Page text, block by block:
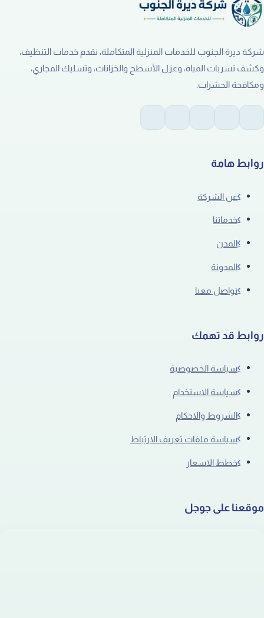
شركة ديرة الجنوب للخدمات المنزلية المتكاملة، نقدم خدمات التنظيف،
وكشف تسربات المياه، وعزل الأسطح والخزانات، وتسليك المجاري،
ومكافحة الحشرات.
روابط هامة
عن الشركة
خدماتنا
المدن
المدونة
تواصل معنا
روابط قد تهمك
سياسة الخصوصية
سياسة الاستخدام
الشروط والاحكام
سياسة ملفات تعريف الارتباط
خطط الاسعار
موقعنا على جوجل